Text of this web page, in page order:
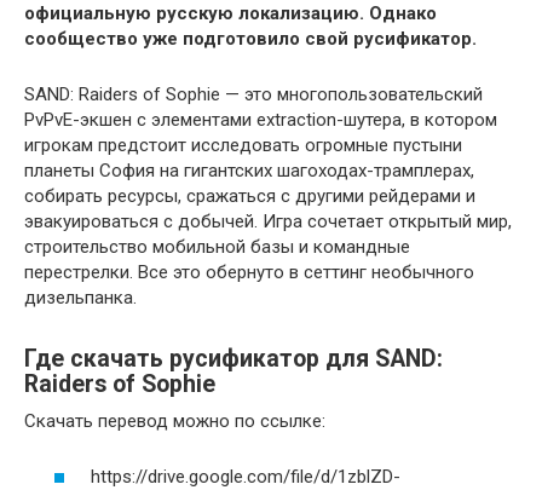
официальную русскую локализацию. Однако
сообщество уже подготовило свой русификатор.
SAND: Raiders of Sophie — это многопользовательский
PvPvE-экшен с элементами extraction-шутера, в котором
игрокам предстоит исследовать огромные пустыни
планеты София на гигантских шагоходах-трамплерах,
собирать ресурсы, сражаться с другими рейдерами и
эвакуироваться с добычей. Игра сочетает открытый мир,
строительство мобильной базы и командные
перестрелки. Все это обернуто в сеттинг необычного
дизельпанка.
Где скачать русификатор для SAND:
Raiders of Sophie
Скачать перевод можно по ссылке:
https://drive.google.com/file/d/1zblZD-